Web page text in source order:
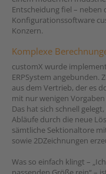
Entscheidung fiel – neben
Konfigurationssoftware
Konzern.
Komplexe
customX wurde
ERPSystem angebunden.
aus dem Vertrieb, der es
mit nur wenigen
Das hat sich schnell
Abläufe durch die neue
sämtliche Sektionaltore
sowie 2DZeichnungen
Was so einfach klingt –